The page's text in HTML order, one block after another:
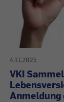
4.11.2025
VKI
Anmeldung